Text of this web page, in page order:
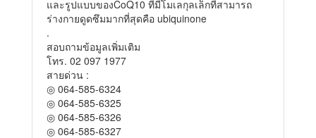
และรูปแบบของCoQ10 ที่มีโมเลกุลเล็กที่สามารถ
ร่างกายดูดซึมมากที่สุดคือ ubiquinone
.
สอบถามข้อมูลเพิ่มเติม
โทร. 02 097 1977
สายด่วน :
◎ 064-585-6324
◎ 064-585-6325
◎ 064-585-6326
◎ 064-585-6327